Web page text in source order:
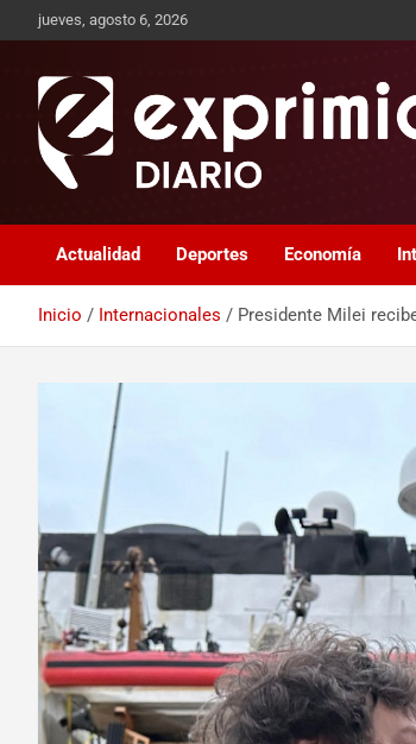
jueves, agosto 6, 2026
Exprimidor
Actualidad Deportes Economía
Inicio Internacionales Presidente Milei